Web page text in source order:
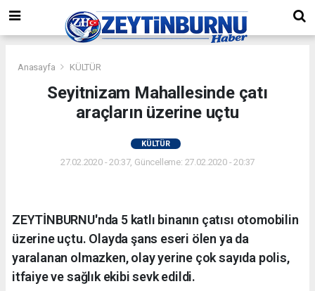
Anasayfa KÜLTÜR
Seyitnizam Mahallesinde çatı
araçların üzerine uçtu
KÜLTÜR
27.02.2020 - 20:37, Güncelleme: 27.02.2020 - 20:37
ZEYTİNBURNU'nda 5 katlı binanın çatısı otomobilin
üzerine uçtu. Olayda şans eseri ölen ya da
yaralanan olmazken, olay yerine çok sayıda polis,
itfaiye ve sağlık ekibi sevk edildi.